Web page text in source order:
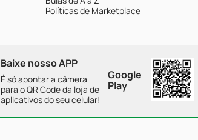
Políticas de Marketplace
Baixe nosso APP
É só apontar a câmera
para o QR Code da loja de
aplicativos do seu celular!
Google
Play